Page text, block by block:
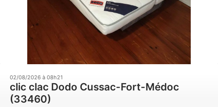
02/08/2026 à 08h21
clic clac Dodo Cussac-Fort-Médoc
(33460)